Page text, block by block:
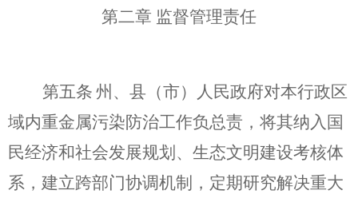
第二章 监督管理责任
第五条 州、县（市）人民政府对本行政区
域内重金属污染防治工作负总责，将其纳入国
民经济和社会发展规划、生态文明建设考核体
系，建立跨部门协调机制，定期研究解决重大